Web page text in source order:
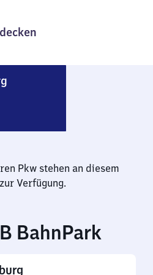
Pkw stehen an diesem
Verfügung.
BahnPark